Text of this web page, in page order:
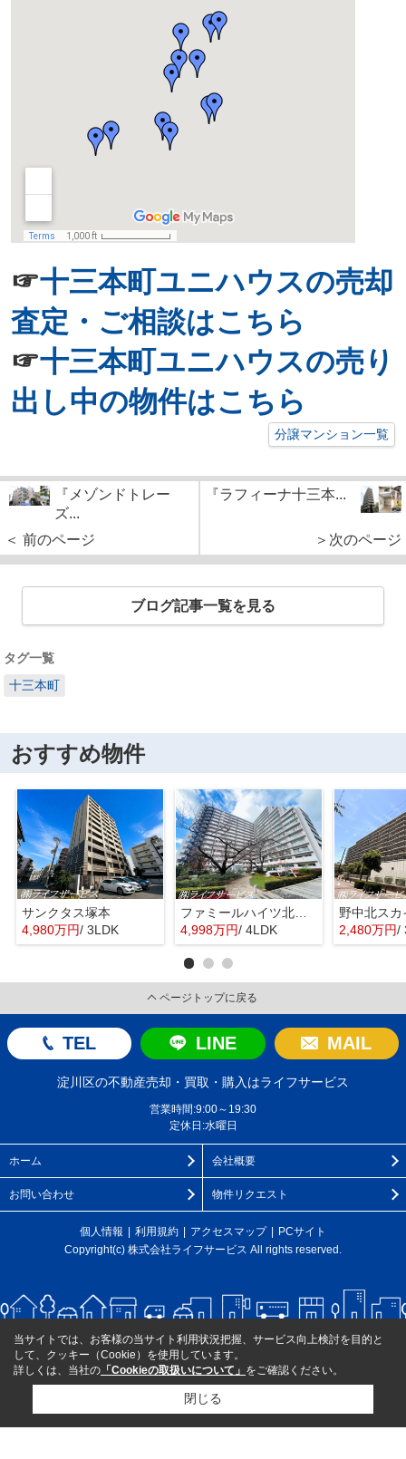
☞十三本町ユニハウスの売却
査定・ご相談はこちら
☞十三本町ユニハウスの売り
出し中の物件はこちら
分譲マンション一覧
『メゾンドトレー
ズ...
＜ 前のページ
『ラフィーナ十三本...
＞次のページ
ブログ記事一覧を見る
タグ一覧
十三本町
おすすめ物件
サンクタス塚本
4,980万円/ 3LDK
ファミールハイツ北大阪４号棟
4,998万円/ 4LDK
野中北スカ
2,480万円/
ページトップに戻る
TEL LINE MAIL
淀川区の不動産売却・買取・購入はライフサービス
営業時間:9:00～19:30
定休日:水曜日
ホーム 会社概要
お問い合わせ 物件リクエスト
個人情報 利用規約 アクセスマップ
PCサイト
Copyright(c) 株式会社ライフサービス All rights reserved.
当サイトでは、お客様の当サイト利用状況把握、サービス向上検討を目的と
して、クッキー（Cookie）を使用しています。
詳しくは、当社の 「Cookieの取扱いについて」 をご確認ください。
閉じる